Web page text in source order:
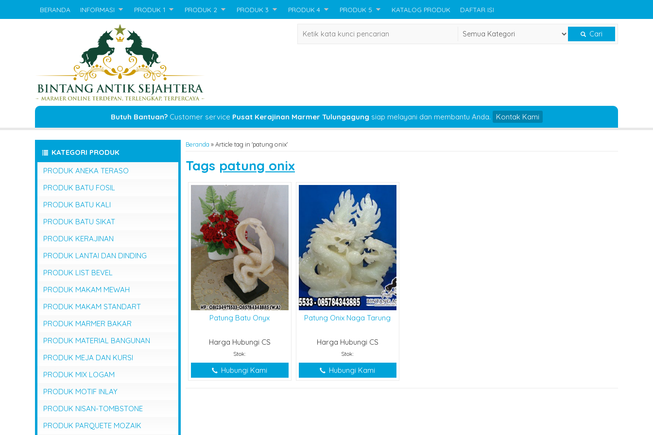
BERANDA INFORMASI PRODUK 1 PRODUK 2 PRODUK 3 PRODUK 4 PRODUK 5 KATALOG PRODUK DAFTAR ISI
Cari
Butuh Bantuan?Customer service Pusat Kerajinan Marmer Tulungagung siap melayani dan membantu Anda. Kontak Kami
Beranda »Article tag in 'patung onix'
Tags patung onix
Patung Batu Onyx
Harga Hubungi CS
Stok:
Hubungi Kami
Patung Onix Naga Tarung
Harga Hubungi CS
Stok:
Hubungi Kami
KATEGORI PRODUK
PRODUK ANEKA TERASO
PRODUK BATU FOSIL
PRODUK BATU KALI
PRODUK BATU SIKAT
PRODUK KERAJINAN
PRODUK LANTAI DAN DINDING
PRODUK LIST BEVEL
PRODUK MAKAM MEWAH
PRODUK MAKAM STANDART
PRODUK MARMER BAKAR
PRODUK MATERIAL BANGUNAN
PRODUK MEJA DAN KURSI
PRODUK MIX LOGAM
PRODUK MOTIF INLAY
PRODUK NISAN-TOMBSTONE
PRODUK PARQUETE MOZAIK